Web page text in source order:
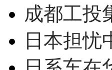
成都工投
日本担